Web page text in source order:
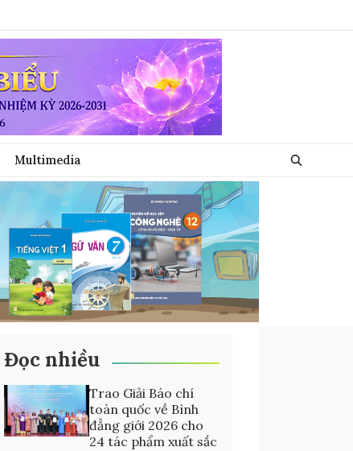
Multimedia
Đọc nhiều
Trao Giải Báo chí
toàn quốc về Bình
đẳng giới 2026 cho
24 tác phẩm xuất sắc